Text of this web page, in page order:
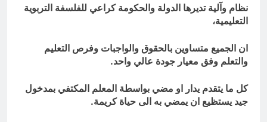
نظام وآلية تديرها الدولة والحكومة كراعي للفلسفة التربوية
التعليمية،
ان الجميع متساوين بالحقوق والواجبات وفرص التعليم
والتعلم وفق معيار جودة عالي واحد.
كل ما يتقدم يدار او مضي بواسطة المعلم المكتفي بمدخول
جيد يستظيع ان يمضي به الى حياة كريمة.